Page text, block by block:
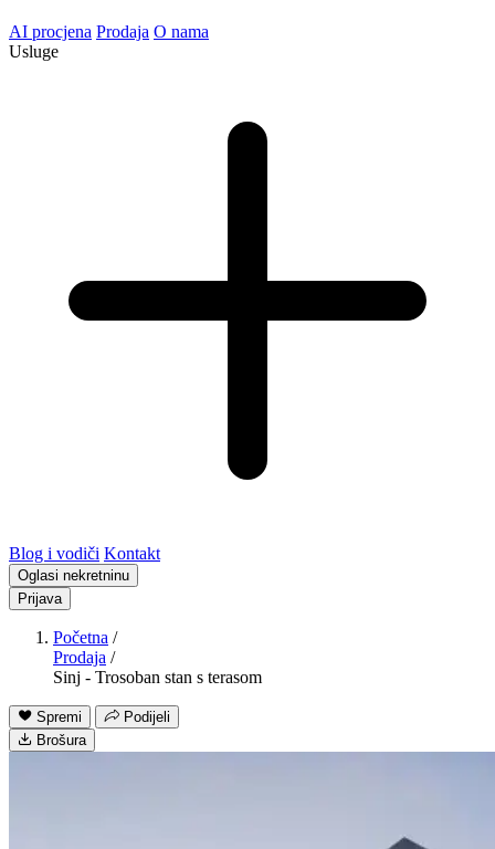
AI procjena Prodaja O nama
Usluge
Blog i vodiči Kontakt
Oglasi nekretninu
Prijava
Početna /
Prodaja /
Sinj - Trosoban stan s terasom
Spremi
Podijeli
Brošura